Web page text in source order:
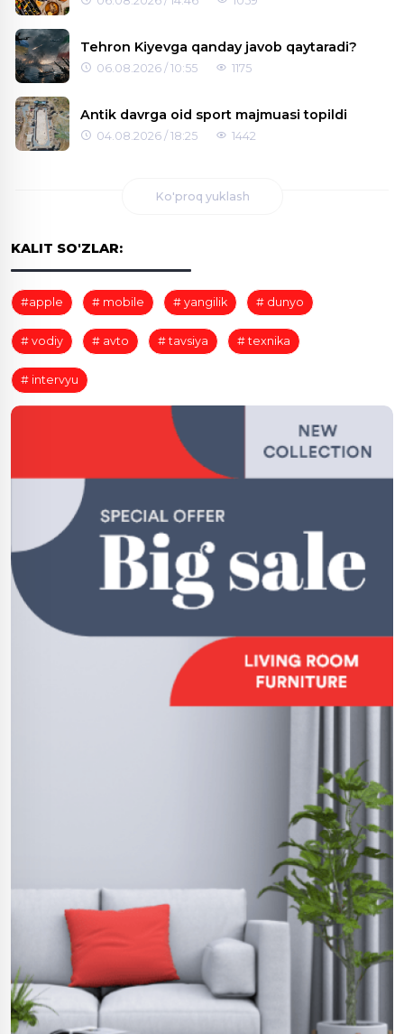
Tehron Kiyevga qanday javob qaytaradi?
06.08.2026 / 10:55 1175
Antik davrga oid sport majmuasi topildi
04.08.2026 / 18:25 1442
Ko'proq yuklash
KALIT SO'ZLAR:
#apple # mobile # yangilik # dunyo
# vodiy # avto # tavsiya # texnika
# intervyu